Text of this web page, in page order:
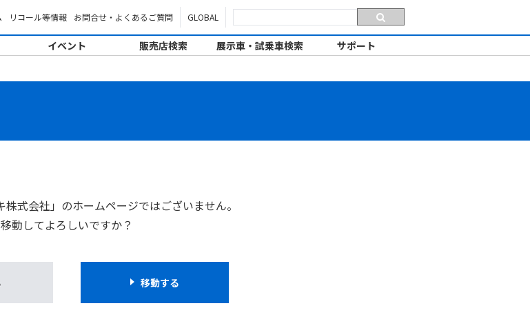
リコール等情報 お問合せ・よくあるご質問 GLOBAL
イベント 販売店検索 展示車・試乗車検索 サポート
株式会社」のホームページではございません。
移動してよろしいですか？
移動する